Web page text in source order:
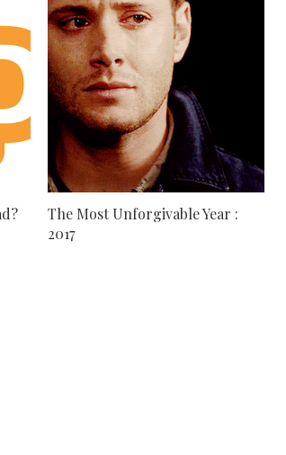
The Most Unforgivable Year :
2017